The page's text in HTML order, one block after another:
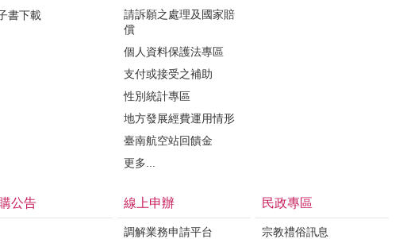
書下載
請訴願之處理及國家賠
償
個人資料保護法專區
支付或接受之補助
性別統計專區
地方發展經費運用情形
臺南航空站回饋金
更多...
公告 線上申辦
調解業務申請平台
民政專區
宗教禮俗訊息